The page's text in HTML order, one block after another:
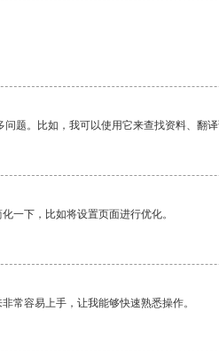
题。比如，我可以使用它来查找资料、翻译
一下，比如将设置页面进行优化。
常容易上手，让我能够快速熟悉操作。